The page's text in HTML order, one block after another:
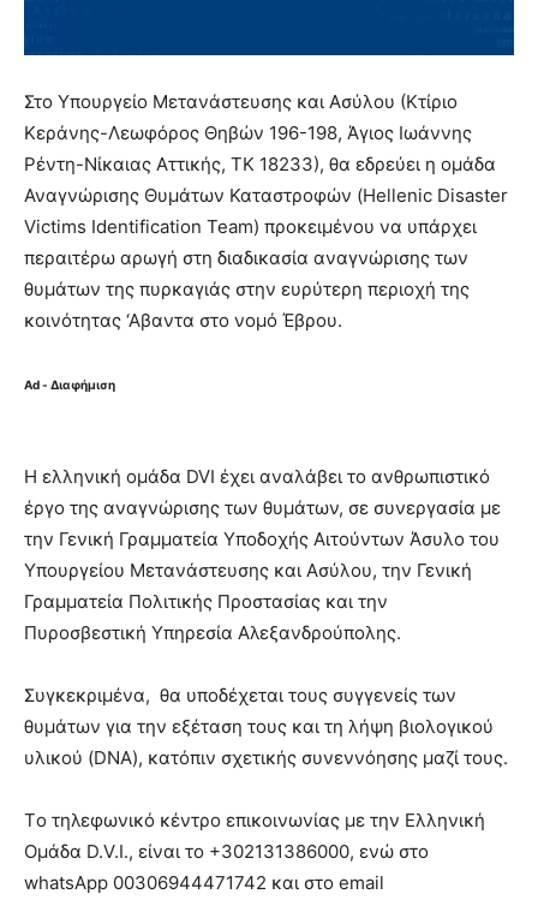
Στο Υπουργείο Μετανάστευσης και Ασύλου (Κτίριο
Κεράνης-Λεωφόρος Θηβών 196-198, Άγιος Ιωάννης
Ρέντη-Νίκαιας Αττικής, ΤΚ 18233), θα εδρεύει η ομάδα
Αναγνώρισης Θυμάτων Καταστροφών (Hellenic Disaster
Victims Identification Team) προκειμένου να υπάρχει
περαιτέρω αρωγή στη διαδικασία αναγνώρισης των
θυμάτων της πυρκαγιάς στην ευρύτερη περιοχή της
κοινότητας ‘Αβαντα στο νομό Έβρου.
Ad - Διαφήμιση
Η ελληνική ομάδα DVI έχει αναλάβει το ανθρωπιστικό
έργο της αναγνώρισης των θυμάτων, σε συνεργασία με
την Γενική Γραμματεία Υποδοχής Αιτούντων Άσυλο του
Υπουργείου Μετανάστευσης και Ασύλου, την Γενική
Γραμματεία Πολιτικής Προστασίας και την
Πυροσβεστική Υπηρεσία Αλεξανδρούπολης.
Συγκεκριμένα, θα υποδέχεται τους συγγενείς των
θυμάτων για την εξέταση τους και τη λήψη βιολογικού
υλικού (DNA), κατόπιν σχετικής συνεννόησης μαζί τους.
Τo τηλεφωνικό κέντρο επικοινωνίας με την Ελληνική
Ομάδα D.V.I., είναι τo +302131386000, ενώ στο
whatsApp 00306944471742 και στο email